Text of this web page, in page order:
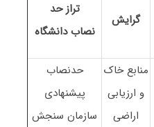
گرایش
تراز حد
نصاب دانشگاه
منابع خاک
و ارزیابی
اراضی
حدنصاب
پیشنهادی
سازمان سنجش